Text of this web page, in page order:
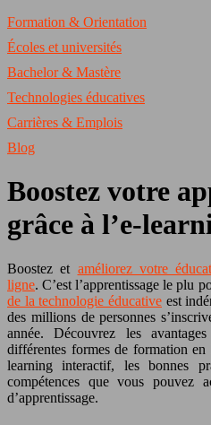
Formation & Orientation
Écoles et universités
Bachelor & Mastère
Technologies éducatives
Carrières & Emplois
Blog
Boostez votre
grâce à l’e-
Boostez et améliorez votre
ligne. C’est l’apprentissage le plu
de la technologie éducative est
des millions de personnes
année. Découvrez les
différentes formes de formation
learning interactif, les bonnes
compétences que vous pouvez
d’apprentissage.